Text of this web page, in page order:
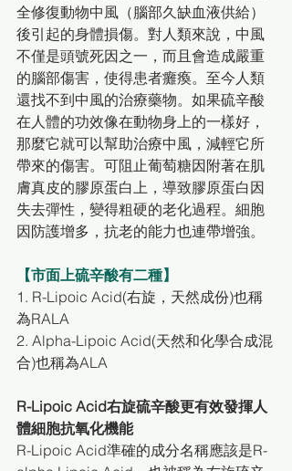
全修復動物中風（腦部久缺血液供給）
後引起的身體損傷。對人類來說，中風
不僅是頭號死因之一，而且會造成嚴重
的腦部傷害，使得患者癱瘓。至今人類
還找不到中風的治療藥物。如果硫辛酸
在人體的功效像在動物身上的一樣好，
那麼它就可以幫助治療中風，減輕它所
帶來的傷害。可阻止葡萄糖因附著在肌
膚真皮的膠原蛋白上，導致膠原蛋白因
失去彈性，變得粗硬的老化過程。細胞
因防護增多，抗老的能力也連帶增強。
【市面上硫辛酸有二種】
1. R-Lipoic Acid(右旋，天然成份)也稱
為RALA
2. Alpha-Lipoic Acid(天然和化學合成混
合)也稱為ALA
R-Lipoic Acid右旋硫辛酸更有效發揮人
體細胞抗氧化機能
R-Lipoic Acid準確的成分名稱應該是R-